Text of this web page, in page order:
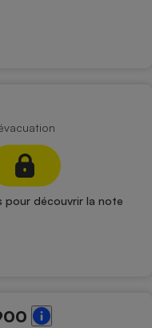
pour découvrir la note